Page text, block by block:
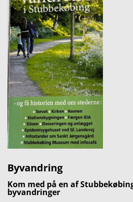
Byvandring
Kom med på en af
byvandringer